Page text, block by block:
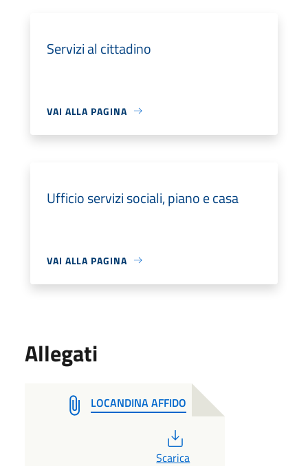
Servizi al cittadino
VAI ALLA PAGINA
Ufficio servizi sociali, piano e casa
VAI ALLA PAGINA
Allegati
LOCANDINA AFFIDO
Scarica